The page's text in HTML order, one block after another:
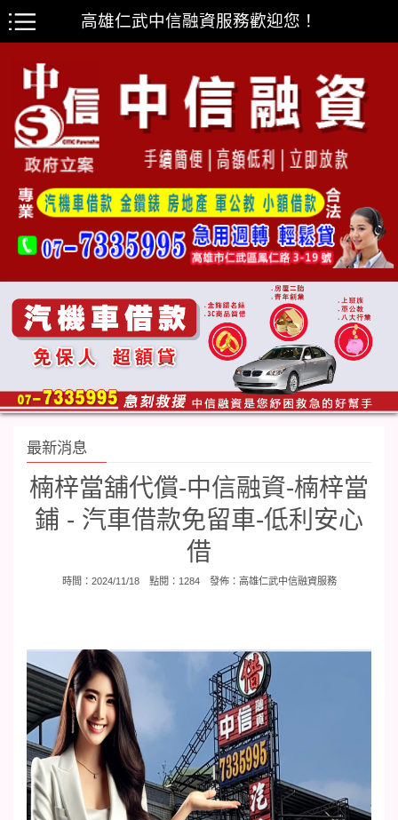
高雄仁武中信融資服務歡迎您！
最新消息
楠梓當舖代償-中信融資-楠梓當
鋪 - 汽車借款免留車-低利安心
借
時間：2024/11/18 點閱：1284 發佈： 高雄仁武中信融資服務